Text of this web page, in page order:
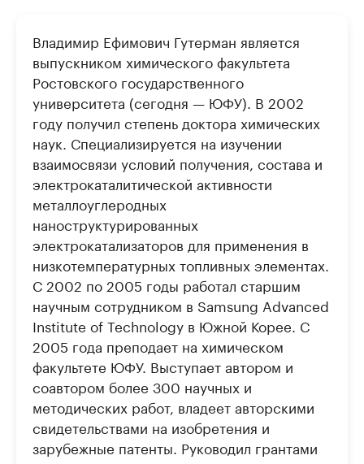
Владимир Ефимович Гутерман является
выпускником химического факультета
Ростовского государственного
университета (сегодня — ЮФУ). В 2002
году получил степень доктора химических
наук. Специализируется на изучении
взаимосвязи условий получения, состава и
электрокаталитической активности
металлоуглеродных
наноструктурированных
электрокатализаторов для применения в
низкотемпературных топливных элементах.
С 2002 по 2005 годы работал старшим
научным сотрудником в Samsung Advanced
Institute of Technology в Южной Корее. С
2005 года преподает на химическом
факультете ЮФУ. Выступает автором и
соавтором более 300 научных и
методических работ, владеет авторскими
свидетельствами на изобретения и
зарубежные патенты. Руководил грантами